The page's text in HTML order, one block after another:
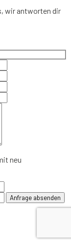
wir antworten dir
neu